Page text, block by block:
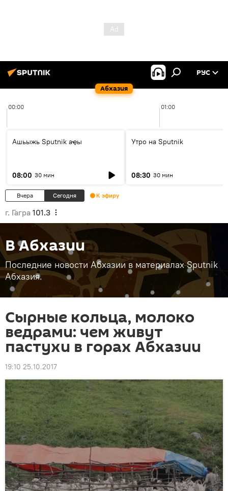
Абхазия
РУС
00:00 01:00
Ашьыжь Sputnik аҿы
08:00 30 мин
Утро на Sputnik
08:30 30 мин
Вчера Сегодня К эфиру
г. Гагра 101.3
В Абхазии
Последние новости Абхазии в материалах Sputnik
Абхазия.
Сырные кольца, молоко
ведрами: чем живут
пастухи в горах Абхазии
19:10 25.10.2017